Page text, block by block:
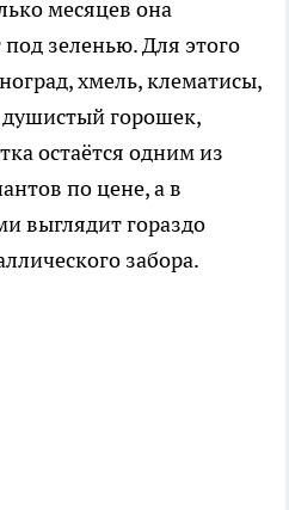
месяцев она
зеленью. Для этого
хмель, клематисы,
душистый горошек,
остаётся одним из
по цене, а в
выглядит гораздо
забора.